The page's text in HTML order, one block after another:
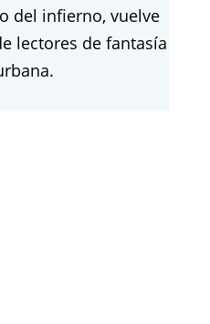
del infierno, vuelve
lectores de fantasía